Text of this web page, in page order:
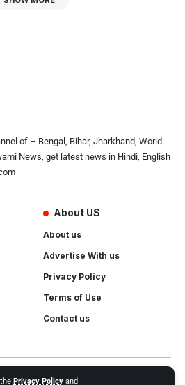
Privacy Policy and
of – Bengal, Bihar, Jharkhand, World:
News, get latest news in Hindi, English
About US
About us
Advertise With us
Privacy Policy
Terms of Use
Contact us
Live 7 tv. Website Created by and